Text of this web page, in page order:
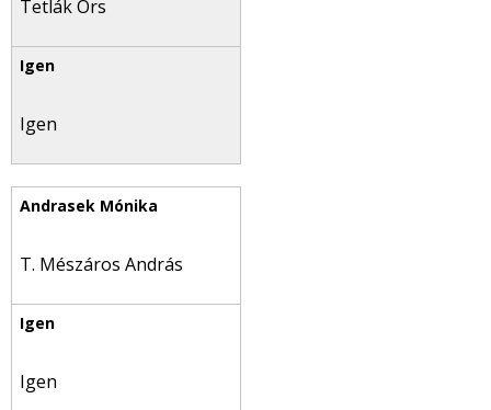
Tetlák Örs
Igen
T. Mészáros András
Igen